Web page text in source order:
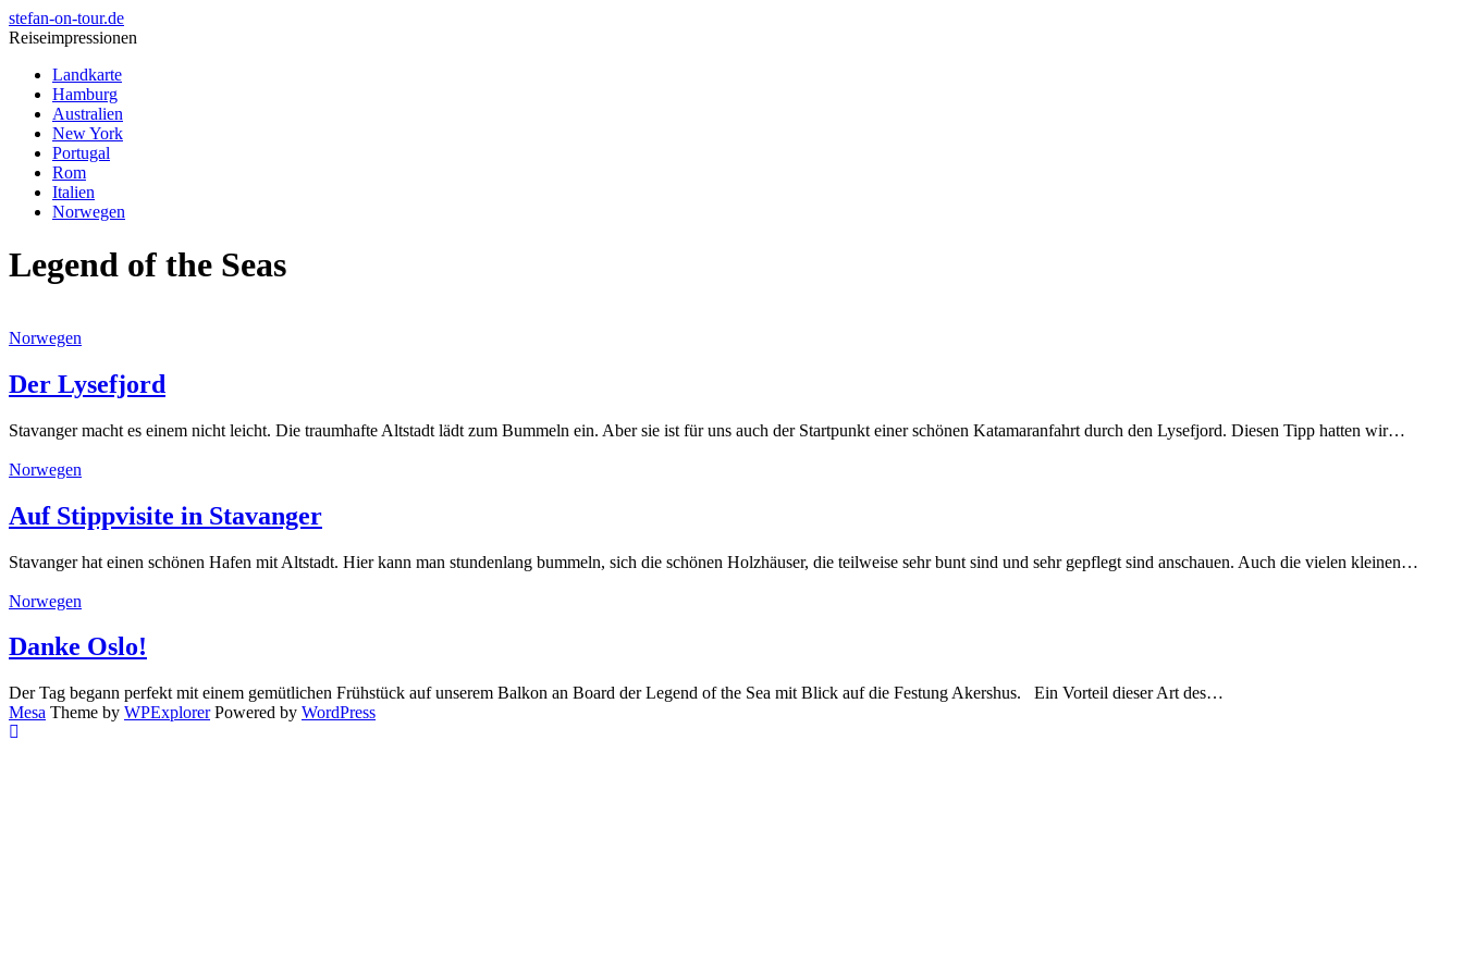
stefan-on-tour.de
Reiseimpressionen
Landkarte
Hamburg
Australien
New York
Portugal
Rom
Italien
Norwegen
Legend of the Seas
Norwegen
Der Lysefjord
Stavanger macht es einem nicht leicht. Die traumhafte Altstadt lädt zum Bummeln ein. Aber sie ist für uns auch der Startpunkt einer schönen Katamaranfahrt durch den Lysefjord. Diesen Tipp hatten wir…
Norwegen
Auf Stippvisite in Stavanger
Stavanger hat einen schönen Hafen mit Altstadt. Hier kann man stundenlang bummeln, sich die schönen Holzhäuser, die teilweise sehr bunt sind und sehr gepflegt sind anschauen. Auch die vielen kleinen…
Norwegen
Danke Oslo!
Der Tag begann perfekt mit einem gemütlichen Frühstück auf unserem Balkon an Board der Legend of the Sea mit Blick auf die Festung Akershus. Ein Vorteil dieser Art des…
Mesa Theme by WPExplorerPowered by WordPress